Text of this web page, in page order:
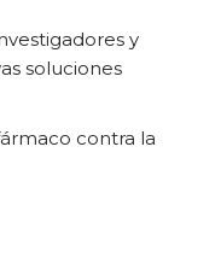
y
soluciones
contra la